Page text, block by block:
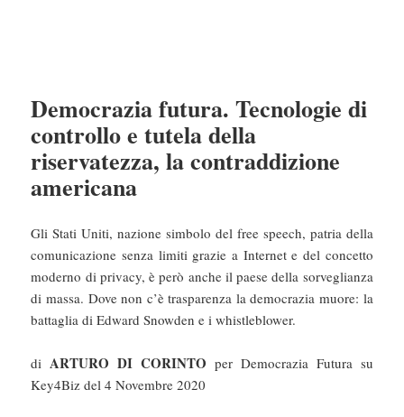
Democrazia futura. Tecnologie di
controllo e tutela della
riservatezza, la contraddizione
americana
Gli Stati Uniti, nazione simbolo del free speech, patria della
comunicazione senza limiti grazie a Internet e del concetto
moderno di privacy, è però anche il paese della sorveglianza
di massa. Dove non c’è trasparenza la democrazia muore: la
battaglia di Edward Snowden e i whistleblower.
di ARTURO DI CORINTO per Democrazia Futura su
Key4Biz del 4 Novembre 2020